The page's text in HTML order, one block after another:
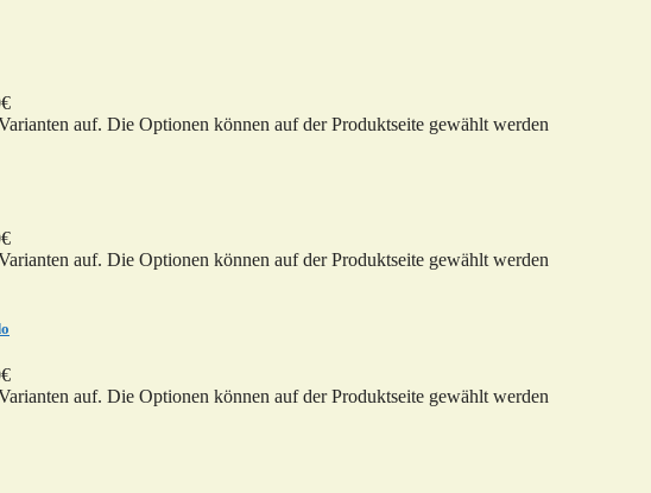
auf. Die Optionen können auf der Produktseite gewählt werden
auf. Die Optionen können auf der Produktseite gewählt werden
auf. Die Optionen können auf der Produktseite gewählt werden